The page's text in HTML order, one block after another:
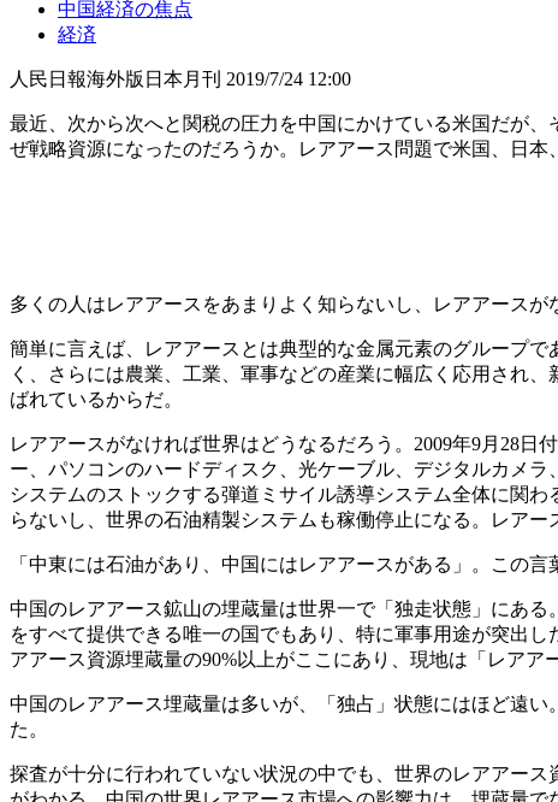
中国経済の焦点
経済
人民日報海外版日本月刊 2019/7/24 12:00
最近、次から次へと関税の圧力を中国にかけている米国だが
ぜ戦略資源になったのだろうか。レアアース問題で米国、日
多くの人はレアアースをあまりよく知らないし、レアアース
簡単に言えば、レアアースとは典型的な金属元素のグループ
く、さらには農業、工業、軍事などの産業に幅広く応用され
ばれているからだ。
レアアースがなければ世界はどうなるだろう。2009年9月28日
ー、パソコンのハードディスク、光ケーブル、デジタルカメ
システムのストックする弾道ミサイル誘導システム全体に関
らないし、世界の石油精製システムも稼働停止になる。レア
「中東には石油があり、中国にはレアアースがある」。この
中国のレアアース鉱山の埋蔵量は世界一で「独走状態」にあ
をすべて提供できる唯一の国でもあり、特に軍事用途が突出
アアース資源埋蔵量の90%以上がここにあり、現地は「レアア
中国のレアアース埋蔵量は多いが、「独占」状態にはほど遠い
た。
探査が十分に行われていない状況の中でも、世界のレアアー